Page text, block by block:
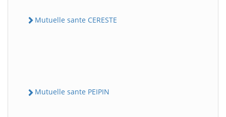
Mutuelle sante CERESTE
Mutuelle sante PEIPIN